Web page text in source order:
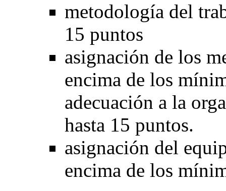
metodología del
15 puntos
asignación de los
encima de los
adecuación a la
hasta 15 puntos.
asignación del
encima de los